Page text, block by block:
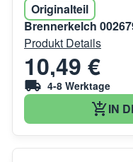
Originalteil
Brennerkelch
Produkt Details
10,49 €
4-8 Werktage
IN